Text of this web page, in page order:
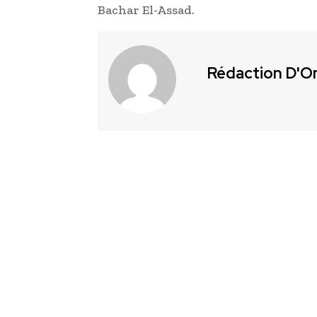
Bachar El-Assad.
Rédaction